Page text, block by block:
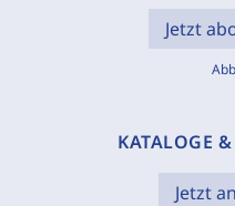
Jetzt
KATALOGE
Jetzt